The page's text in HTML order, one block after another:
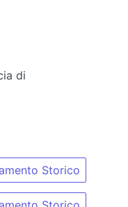
di
Storico